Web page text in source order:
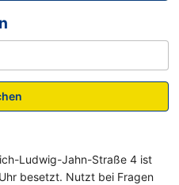
Ludwig-Jahn-Straße 4 ist
besetzt. Nutzt bei Fragen